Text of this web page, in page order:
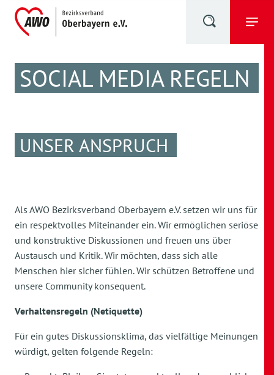
SOCIAL MEDIA REGELN
UNSER ANSPRUCH
Als AWO Bezirksverband Oberbayern e.V. setzen wir uns für
ein respektvolles Miteinander ein. Wir ermöglichen seriöse
und konstruktive Diskussionen und freuen uns über
Austausch und Kritik. Wir möchten, dass sich alle
Menschen hier sicher fühlen. Wir schützen Betroffene und
unsere Community konsequent.
Verhaltensregeln (Netiquette)
Für ein gutes Diskussionsklima, das vielfältige Meinungen
würdigt, gelten folgende Regeln: